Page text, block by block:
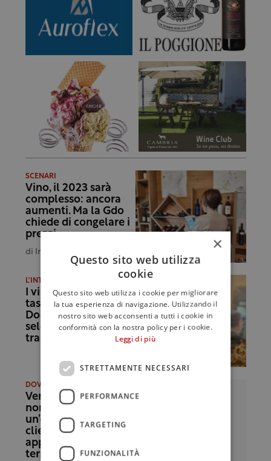
SCENARI
Vino, il 2023 sarà
complesso: ancora
aumenti. Ma la Gdo
chiede di congelare i
prezzi
di Irene Marcianò
L'INTERVENTO
I vini per tutte le
tasche secondo
DoctorWine: una
selezione di bottiglie
tra 6 e 15 euro
DOVE BEVO
Vermut a Catania
non è solo
un’enoteca: “I nostri
clienti vogliono
approfondire i
territori”
×
Questo sito web utilizza
cookie
Questo sito web utilizza i cookie per migliorare
la tua esperienza di navigazione. Utilizzando il
nostro sito web acconsenti a tutti i cookie in
conformità con la nostra policy per i cookie.
Leggi di più
STRETTAMENTE NECESSARI
PERFORMANCE
TARGETING
FUNZIONALITÀ